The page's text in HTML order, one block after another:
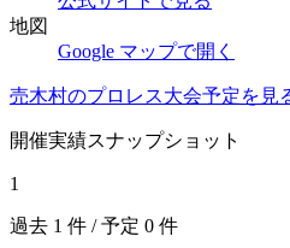
地図
Google マップで開く
売木村のプロレス大会予定を見
開催実績スナップショット
1
過去 1 件 / 予定 0 件